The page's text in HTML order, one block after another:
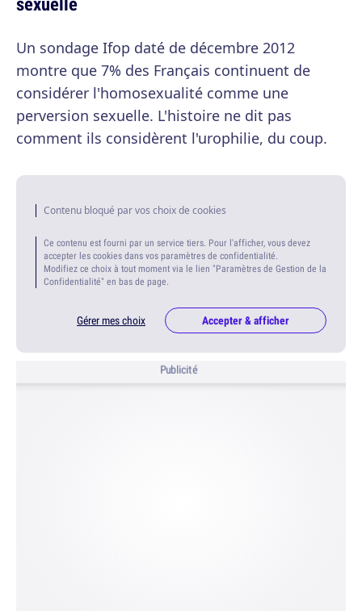
Un sondage Ifop daté de décembre 2012
montre que 7% des Français continuent de
considérer l'homosexualité comme une
perversion sexuelle. L'histoire ne dit pas
comment ils considèrent l'urophilie, du coup.
Contenu bloqué par vos choix de cookies
Ce contenu est fourni par un service tiers. Pour l'afficher, vous devez
accepter les cookies dans vos paramètres de confidentialité.
Modifiez ce choix à tout moment via le lien "Paramètres de Gestion de la
Confidentialité" en bas de page.
Gérer mes choix Accepter & afficher
Publicité